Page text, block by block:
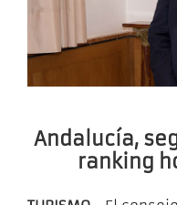
Andalucía,
ranking